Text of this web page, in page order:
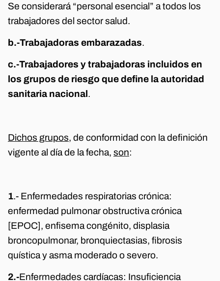
Se considerará “personal esencial” a todos los
trabajadores del sector salud.
b.-Trabajadoras embarazadas.
c.-Trabajadores y trabajadoras incluidos en
los grupos de riesgo que define la autoridad
sanitaria nacional.
Dichos grupos, de conformidad con la definición
vigente al día de la fecha, son:
1.- Enfermedades respiratorias crónica:
enfermedad pulmonar obstructiva crónica
[EPOC], enfisema congénito, displasia
broncopulmonar, bronquiectasias, fibrosis
quística y asma moderado o severo.
2.-Enfermedades cardíacas: Insuficiencia